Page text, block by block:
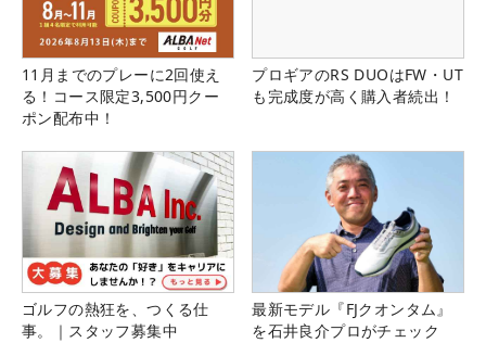
11月までのプレーに2回使え
る！コース限定3,500円クー
ポン配布中！
プロギアのRS DUOはFW・UT
も完成度が高く購入者続出！
ゴルフの熱狂を、つくる仕
事。｜スタッフ募集中
最新モデル『FJクオンタム』
を石井良介プロがチェック